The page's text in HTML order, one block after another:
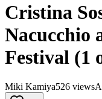
Cristina
Nacucchio
Festival (1
Miki Kamiya526 views